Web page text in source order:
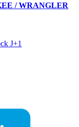
/ WRANGLER
J+1